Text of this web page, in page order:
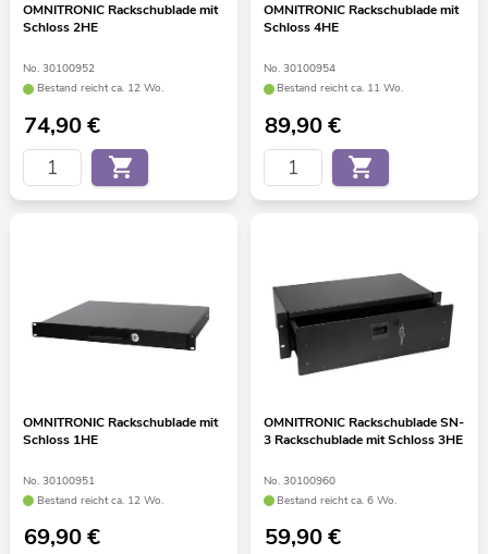
OMNITRONIC Rackschublade mit
Schloss 2HE
No. 30100952
Bestand reicht ca. 12 Wo.
74,90€
OMNITRONIC Rackschublade mit
Schloss 4HE
No. 30100954
Bestand reicht ca. 11 Wo.
89,90€
OMNITRONIC Rackschublade mit
Schloss 1HE
No. 30100951
Bestand reicht ca. 12 Wo.
69,90€
OMNITRONIC Rackschublade SN-
3 Rackschublade mit Schloss 3HE
No. 30100960
Bestand reicht ca. 6 Wo.
59,90€